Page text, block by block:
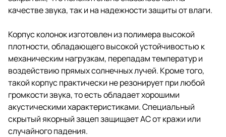
качестве звука, так и на надежности защиты от влаги.
Корпус колонок изготовлен из полимера высокой
плотности, обладающего высокой устойчивостью к
механическим нагрузкам, перепадам температур и
воздействию прямых солнечных лучей. Кроме того,
такой корпус практически не резонирует при любой
громкости звука, то есть обладает хорошими
акустическими характеристиками. Специальный
скрытый якорный зацеп защищает АС от кражи или
случайного падения.